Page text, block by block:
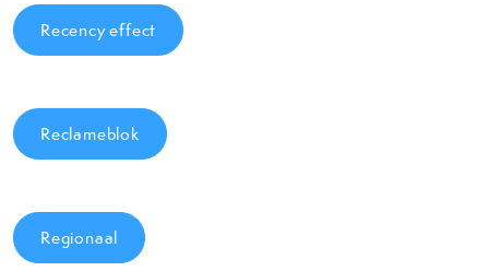
Recency effect
Reclameblok
Regionaal